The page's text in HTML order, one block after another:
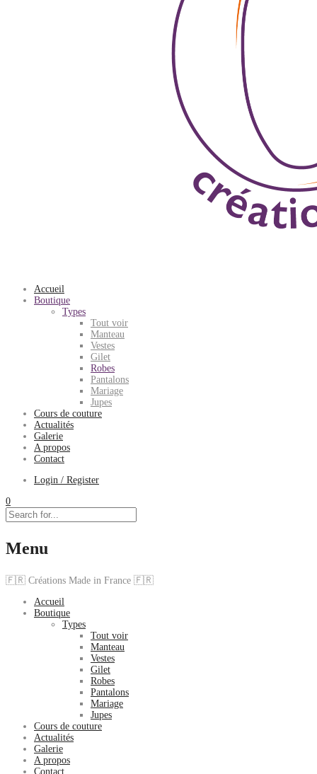
Accueil
Boutique
Types
Tout voir
Manteau
Vestes
Gilet
Robes
Pantalons
Mariage
Jupes
Cours de couture
Actualités
Galerie
A propos
Contact
Login / Register
0
Menu
🇫🇷 Créations Made in France 🇫🇷
Accueil
Boutique
Types
Tout voir
Manteau
Vestes
Gilet
Robes
Pantalons
Mariage
Jupes
Cours de couture
Actualités
Galerie
A propos
Contact